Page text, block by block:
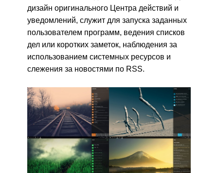
дизайн оригинального Центра действий и
уведомлений, служит для запуска заданных
пользователем программ, ведения списков
дел или коротких заметок, наблюдения за
использованием системных ресурсов и
слежения за новостями по RSS.